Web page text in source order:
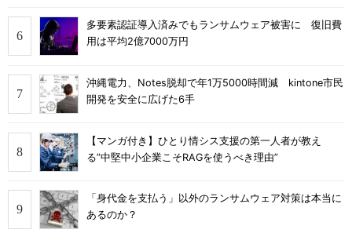
多要素認証導入済みでもランサムウェア被害に 復旧費
用は平均2億7000万円
沖縄電力、Notes脱却で年1万5000時間減 kintone市民
開発を安全に広げた6手
【マンガ付き】ひとり情シス支援の第一人者が教え
る”中堅中小企業こそRAGを使うべき理由”
「身代金を支払う」以外のランサムウェア対策は本当に
あるのか？